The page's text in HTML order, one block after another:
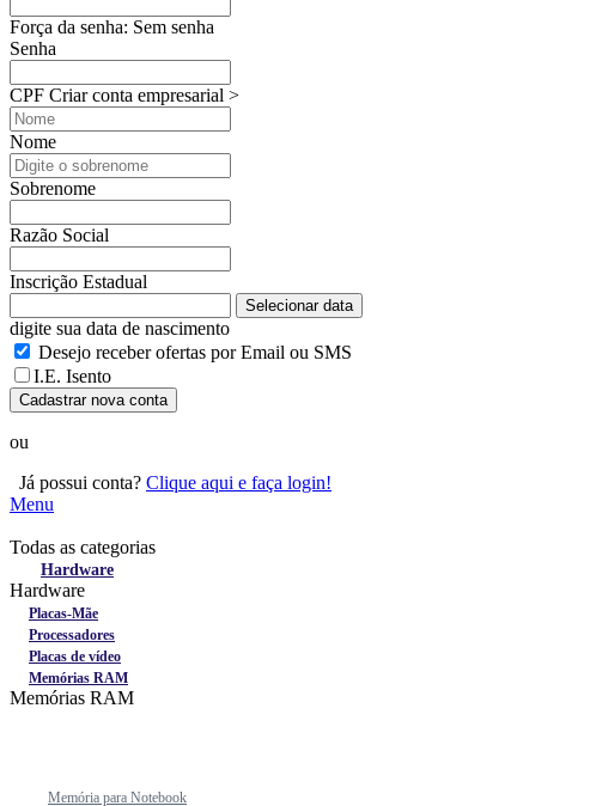
Força da senha: Sem senha
Senha
CPF Criar conta empresarial >
Nome
Sobrenome
Razão Social
Inscrição Estadual
Selecionar data
digite sua data de nascimento
Desejo receber ofertas por Email ou SMS
I.E. Isento
Cadastrar nova conta
ou
Já possui conta? Clique aqui e faça login!
Menu
Todas as categorias
Hardware
Hardware
Placas-Mãe
Processadores
Placas de vídeo
Memórias RAM
Memórias RAM
Memória para Notebook